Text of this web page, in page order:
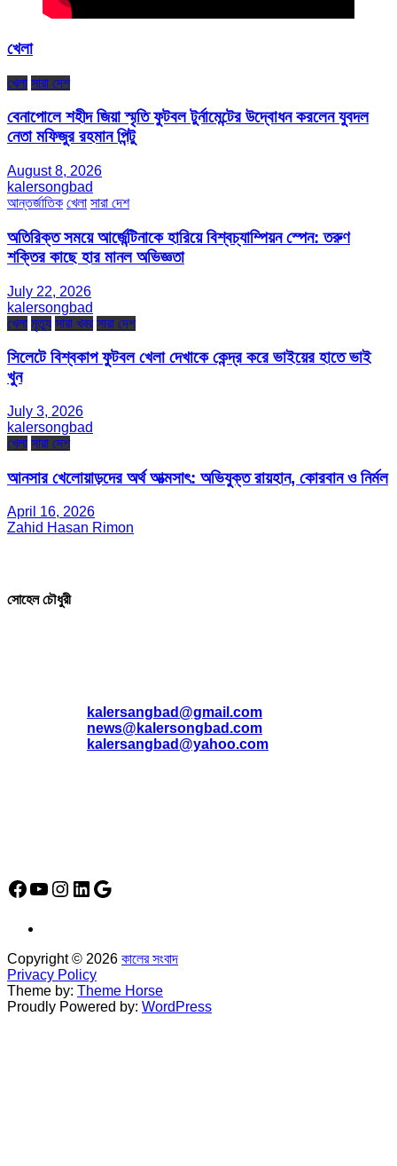
খেলা
খেলা সারা দেশ
বেনাপোলে শহীদ জিয়া স্মৃতি ফুটবল টুর্নামেন্টের উদ্বোধন করলেন যুবদল
নেতা মফিজুর রহমান পিন্টু
August 8, 2026
kalersongbad
আন্তর্জাতিক খেলা সারা দেশ
অতিরিক্ত সময়ে আর্জেন্টিনাকে হারিয়ে বিশ্বচ্যাম্পিয়ন স্পেন: তরুণ
শক্তির কাছে হার মানল অভিজ্ঞতা
July 22, 2026
kalersongbad
খেলা মৃত্যু সারা খবর সারা দেশ
সিলেটে বিশ্বকাপ ফুটবল খেলা দেখাকে কেন্দ্র করে ভাইয়ের হাতে ভাই
খুন
July 3, 2026
kalersongbad
খেলা সারা দেশ
আনসার খেলোয়াড়দের অর্থ আত্মসাৎ: অভিযুক্ত রায়হান, কোরবান ও নির্মল
April 16, 2026
Zahid Hasan Rimon
সোহেল চৌধুরী
kalersangbad@gmail.com
news@kalersongbad.com
kalersangbad@yahoo.com
Facebook
YouTube
Instagram
LinkedIn
Google
Copyright © 2026 কালের সংবাদ
Privacy Policy
Theme by: Theme Horse
Proudly Powered by: WordPress